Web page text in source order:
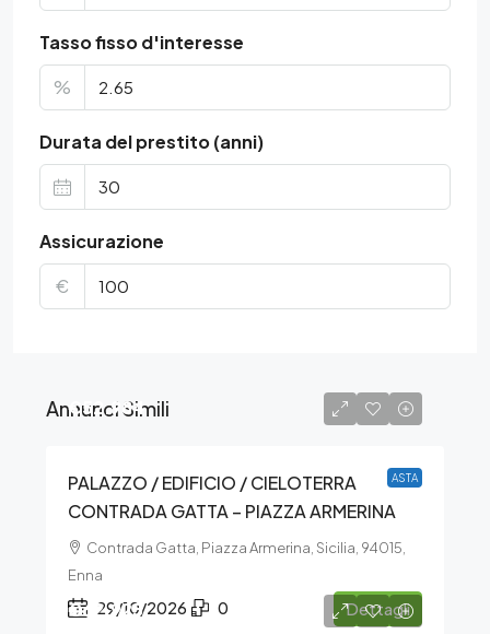
Tasso fisso d'interesse
%
Durata del prestito (anni)
Assicurazione
€
Annunci Simili
ASTA
€52.984
PALAZZO / EDIFICIO / CIELOTERRA
CONTRADA GATTA – PIAZZA ARMERINA
Contrada Gatta, Piazza Armerina, Sicilia, 94015,
Enna
29/10/2026 0 Dettagli
€62.925